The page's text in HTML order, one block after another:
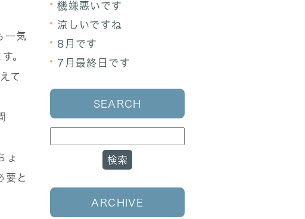
一気
。
て
ょ
要と
機嫌悪いです
涼しいですね
8月です
7月最終日です
SEARCH
ARCHIVE